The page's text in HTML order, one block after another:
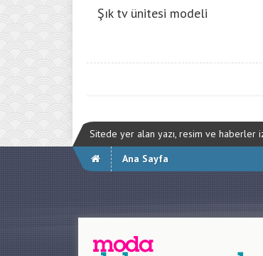
Şık tv ünitesi modeli
Sitede yer alan yazı, resim ve haberler
Ana Sayfa